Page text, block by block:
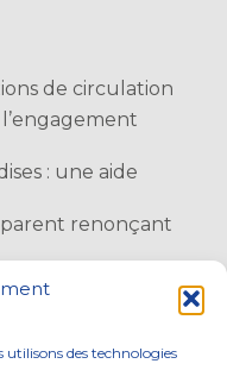
utilisons des technologies
de circulation
: une aide
parent renonçant
année de plus